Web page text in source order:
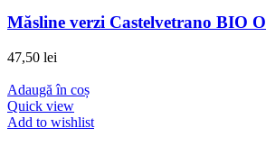
Măsline verzi Castelvetrano BIO
47,50 lei
Adaugă în coș
Quick view
Add to wishlist